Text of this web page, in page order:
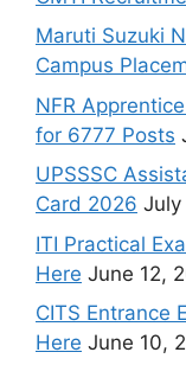
Maruti Suzuki
Campus
NFR
for 6777 Posts
UPSSSC
Card 2026
ITI Practical
Here June 12,
CITS Entrance
Here June 10,